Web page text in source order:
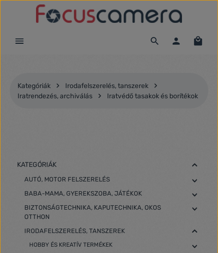
Ugrás a fő tartalomra
Kategóriák
Irodafelszerelés, tanszerek
Iratrendezés, archiválás
Iratvédő tasakok és borítékok
KATEGÓRIÁK
AUTÓ, MOTOR FELSZERELÉS
BABA-MAMA, GYEREKSZOBA, JÁTÉKOK
BIZTONSÁGTECHNIKA, KAPUTECHNIKA, OKOS
OTTHON
IRODAFELSZERELÉS, TANSZEREK
HOBBY ÉS KREATÍV TERMÉKEK